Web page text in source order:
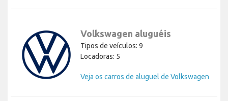
Volkswagen aluguéis
Tipos de veículos: 9
Locadoras: 5
Veja os carros de aluguel de Volkswagen